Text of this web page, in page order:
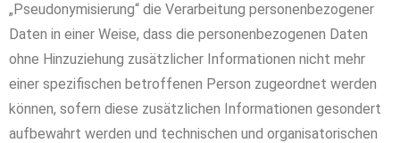
„Pseudonymisierung“ die Verarbeitung personenbezogener
Daten in einer Weise, dass die personenbezogenen Daten
ohne Hinzuziehung zusätzlicher Informationen nicht mehr
einer spezifischen betroffenen Person zugeordnet werden
können, sofern diese zusätzlichen Informationen gesondert
aufbewahrt werden und technischen und organisatorischen